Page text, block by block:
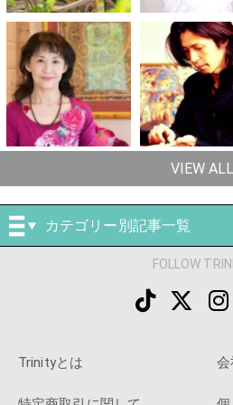
VIEW ALL
カテゴリー別記事一覧
FOLLOW
Trinityとは 会